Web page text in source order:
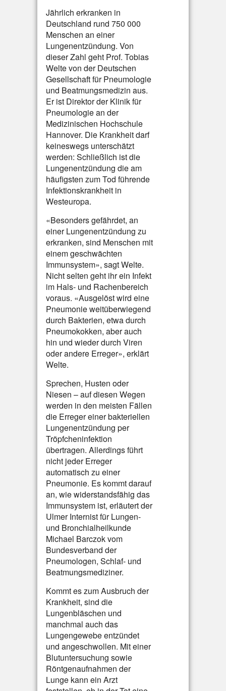
Jährlich erkranken in
Deutschland rund 750 000
Menschen an einer
Lungenentzündung. Von
dieser Zahl geht Prof. Tobias
Welte von der Deutschen
Gesellschaft für Pneumologie
und Beatmungsmedizin aus.
Er ist Direktor der Klinik für
Pneumologie an der
Medizinischen Hochschule
Hannover. Die Krankheit darf
keineswegs unterschätzt
werden: Schließlich ist die
Lungenentzündung die am
häufigsten zum Tod führende
Infektionskrankheit in
Westeuropa.
«Besonders gefährdet, an
einer Lungenentzündung zu
erkranken, sind Menschen mit
einem geschwächten
Immunsystem», sagt Welte.
Nicht selten geht ihr ein Infekt
im Hals- und Rachenbereich
voraus. «Ausgelöst wird eine
Pneumonie weitüberwiegend
durch Bakterien, etwa durch
Pneumokokken, aber auch
hin und wieder durch Viren
oder andere Erreger», erklärt
Welte.
Sprechen, Husten oder
Niesen – auf diesen Wegen
werden in den meisten Fällen
die Erreger einer bakteriellen
Lungenentzündung per
Tröpfcheninfektion
übertragen. Allerdings führt
nicht jeder Erreger
automatisch zu einer
Pneumonie. Es kommt darauf
an, wie widerstandsfähig das
Immunsystem ist, erläutert der
Ulmer Internist für Lungen-
und Bronchialheilkunde
Michael Barczok vom
Bundesverband der
Pneumologen, Schlaf- und
Beatmungsmediziner.
Kommt es zum Ausbruch der
Krankheit, sind die
Lungenbläschen und
manchmal auch das
Lungengewebe entzündet
und angeschwollen. Mit einer
Blutuntersuchung sowie
Röntgenaufnahmen der
Lunge kann ein Arzt